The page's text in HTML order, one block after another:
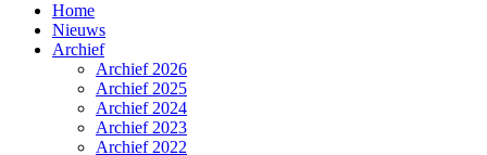
Home
Nieuws
Archief
Archief 2026
Archief 2025
Archief 2024
Archief 2023
Archief 2022